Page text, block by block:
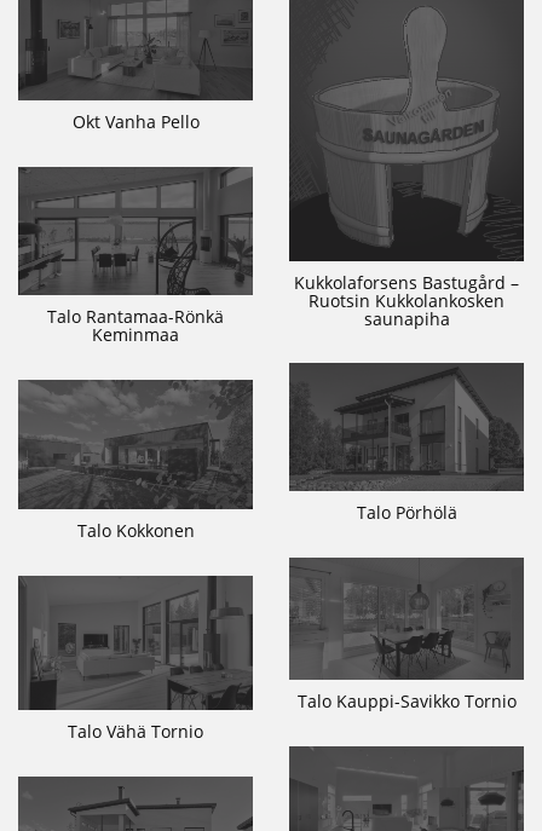
Okt Vanha Pello
Kukkolaforsens Bastugård –
Ruotsin Kukkolankosken
saunapiha
Talo Rantamaa-Rönkä
Keminmaa
Talo Pörhölä
Talo Kokkonen
Talo Kauppi-Savikko Tornio
Talo Vähä Tornio